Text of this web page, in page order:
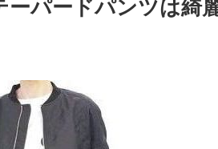
パードパンツは綺